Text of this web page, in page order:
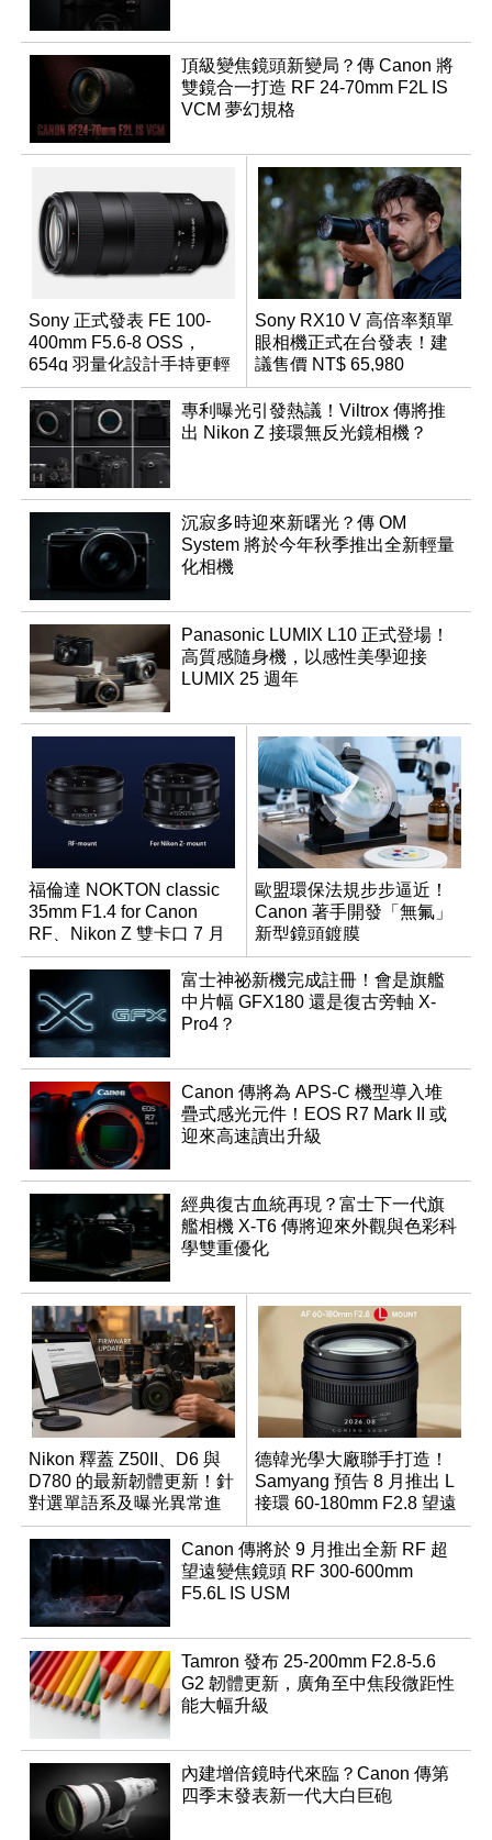
頂級變焦鏡頭新變局？傳 Canon 將
雙鏡合一打造 RF 24-70mm F2L IS
VCM 夢幻規格
Sony 正式發表 FE 100-
400mm F5.6-8 OSS，
654g 羽量化設計手持更輕
鬆
Sony RX10 V 高倍率類單
眼相機正式在台發表！建
議售價 NT$ 65,980
專利曝光引發熱議！Viltrox 傳將推
出 Nikon Z 接環無反光鏡相機？
沉寂多時迎來新曙光？傳 OM
System 將於今年秋季推出全新輕量
化相機
Panasonic LUMIX L10 正式登場！
高質感隨身機，以感性美學迎接
LUMIX 25 週年
福倫達 NOKTON classic
35mm F1.4 for Canon
RF、Nikon Z 雙卡口 7 月
同步登台
歐盟環保法規步步逼近！
Canon 著手開發「無氟」
新型鏡頭鍍膜
富士神祕新機完成註冊！會是旗艦
中片幅 GFX180 還是復古旁軸 X-
Pro4？
Canon 傳將為 APS-C 機型導入堆
疊式感光元件！EOS R7 Mark II 或
迎來高速讀出升級
經典復古血統再現？富士下一代旗
艦相機 X-T6 傳將迎來外觀與色彩科
學雙重優化
Nikon 釋蓋 Z50II、D6 與
D780 的最新韌體更新！針
對選單語系及曝光異常進
行修復
德韓光學大廠聯手打造！
Samyang 預告 8 月推出 L
接環 60-180mm F2.8 望遠
變焦鏡
Canon 傳將於 9 月推出全新 RF 超
望遠變焦鏡頭 RF 300-600mm
F5.6L IS USM
Tamron 發布 25-200mm F2.8-5.6
G2 韌體更新，廣角至中焦段微距性
能大幅升級
內建增倍鏡時代來臨？Canon 傳第
四季末發表新一代大白巨砲